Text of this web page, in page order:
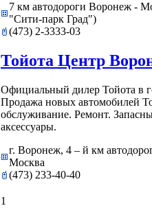
7 км автодороги Воронеж -
"Сити-парк Град")
(473) 2-3333-03
Тойота Центр
Официальный дилер Тойота в
Продажа новых автомобилей
обслуживание. Ремонт.
аксессуары.
г. Воронеж, 4 – й км
Москва
(473) 233-40-40
1